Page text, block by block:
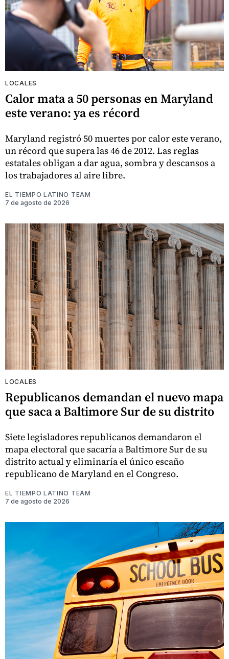
LOCALES
Calor mata a 50 personas en Maryland
este verano: ya es récord
Maryland registró 50 muertes por calor este verano,
un récord que supera las 46 de 2012. Las reglas
estatales obligan a dar agua, sombra y descansos a
los trabajadores al aire libre.
EL TIEMPO LATINO TEAM
7 de agosto de 2026
LOCALES
Republicanos demandan el nuevo mapa
que saca a Baltimore Sur de su distrito
Siete legisladores republicanos demandaron el
mapa electoral que sacaría a Baltimore Sur de su
distrito actual y eliminaría el único escaño
republicano de Maryland en el Congreso.
EL TIEMPO LATINO TEAM
7 de agosto de 2026